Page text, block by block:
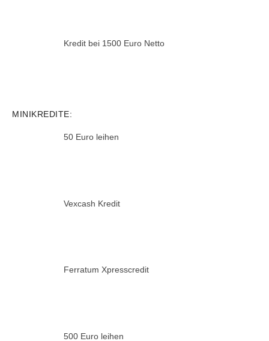
Kredit bei 1500 Euro Netto
MINIKREDITE:
50 Euro leihen
Vexcash Kredit
Ferratum Xpresscredit
500 Euro leihen